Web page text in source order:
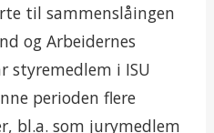
til sammenslåingen
og Arbeidernes
styremedlem i ISU
perioden flere
bl.a. som jurymedlem